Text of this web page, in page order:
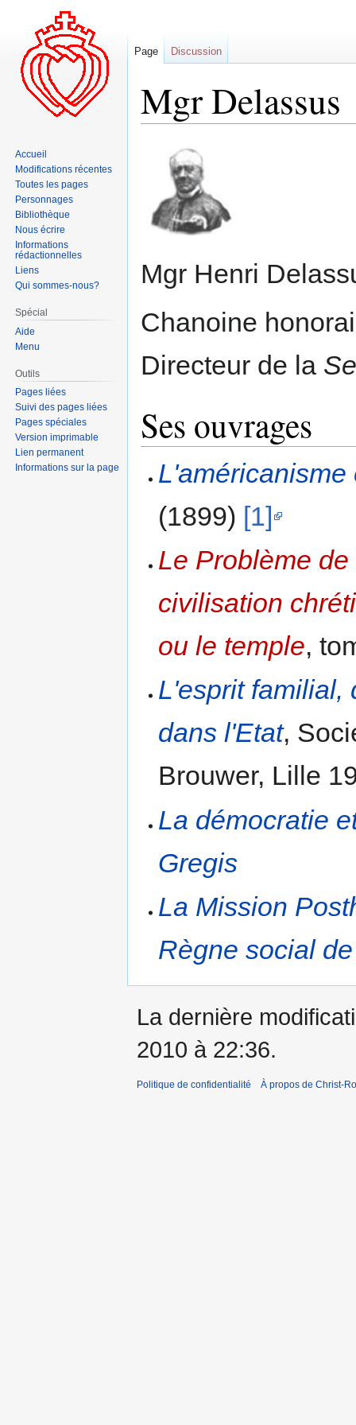
Mgr Delassus
navigation
recherche
Mgr Henri
Chanoine
Directeur de la
Ses ouvrages
(1899) [1]
Le Problème
civilisation
ou le temple,
L'esprit familial,
dans l'Etat,
Brouwer, Lille
La démocratie
Gregis
La Mission
Règne social
Page Discussion
Accueil
Modifications récentes
Toutes les pages
Personnages
Bibliothèque
Nous écrire
Informations
rédactionnelles
Liens
Qui sommes-nous?
Spécial
Aide
Menu
Outils
Pages liées
Suivi des pages liées
Pages spéciales
Version imprimable
Lien permanent
Informations sur la page
La dernière
2010 à 22:36.
Politique de confidentialité À propos de Christ-